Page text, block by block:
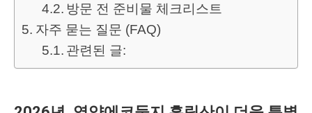
방문 전 준비물 체크리스트
자주 묻는 질문 (FAQ)
관련된 글: